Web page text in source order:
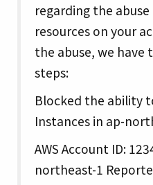
regarding the
resources on your
the abuse, we
steps:
Blocked the ability
Instances in ap-
AWS Account ID:
northeast-1